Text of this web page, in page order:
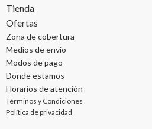
Tienda
Ofertas
Zona de cobertura
Medios de envío
Modos de pago
Donde estamos
Horarios de atención
Términos y Condiciones
Política de privacidad